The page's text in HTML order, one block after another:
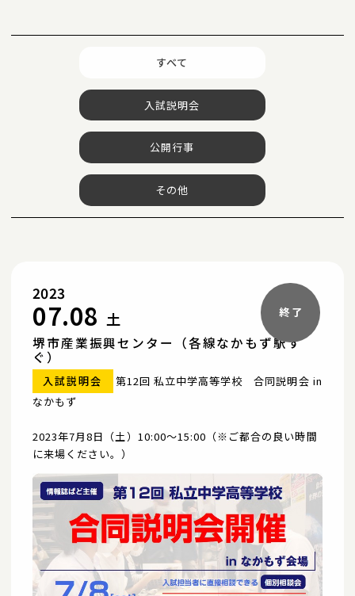
すべて
入試説明会
公開行事
その他
2023
07.08 土
堺市産業振興センター（各線なかもず駅す
ぐ）
入試説明会
第12回 私立中学高等学校 合同説明会 in
なかもず
2023年7月8日（土）10:00〜15:00（※ご都合の良い時間
に来場ください。）